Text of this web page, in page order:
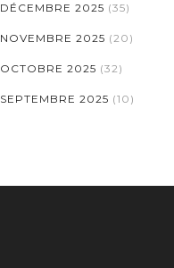
DÉCEMBRE 2025 (35)
NOVEMBRE 2025 (20)
OCTOBRE 2025 (32)
SEPTEMBRE 2025 (10)